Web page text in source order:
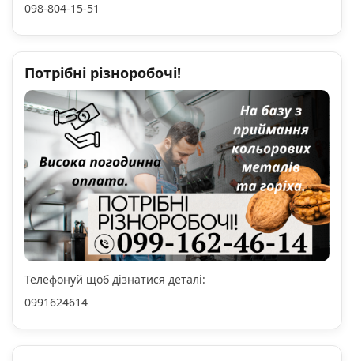
098-804-15-51
Потрібні різноробочі!
Телефонуй щоб дізнатися деталі:
0991624614